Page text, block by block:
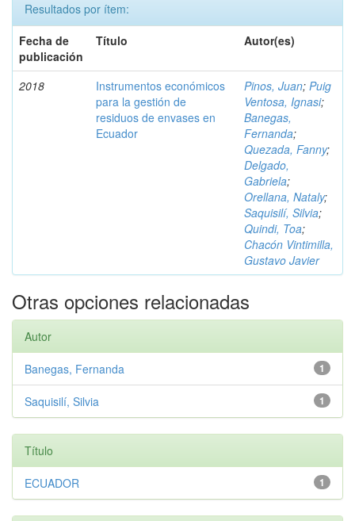
Resultados por ítem:
Fecha de
publicación
Título Autor(es)
2018
Instrumentos económicos
para la gestión de
residuos de envases en
Ecuador
Pinos, Juan; Puig
Ventosa, Ignasi;
Banegas,
Fernanda;
Quezada, Fanny;
Delgado,
Gabriela;
Orellana, Nataly;
Saquisilí, Silvia;
Quindi, Toa;
Chacón Vintimilla,
Gustavo Javier
Otras opciones relacionadas
Autor
1
Banegas, Fernanda
1
Saquisilí, Silvia
Título
1
ECUADOR